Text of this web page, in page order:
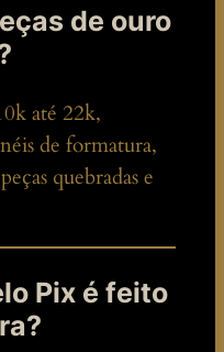
de ouro
até 22k,
de formatura,
quebradas e
Pix é feito